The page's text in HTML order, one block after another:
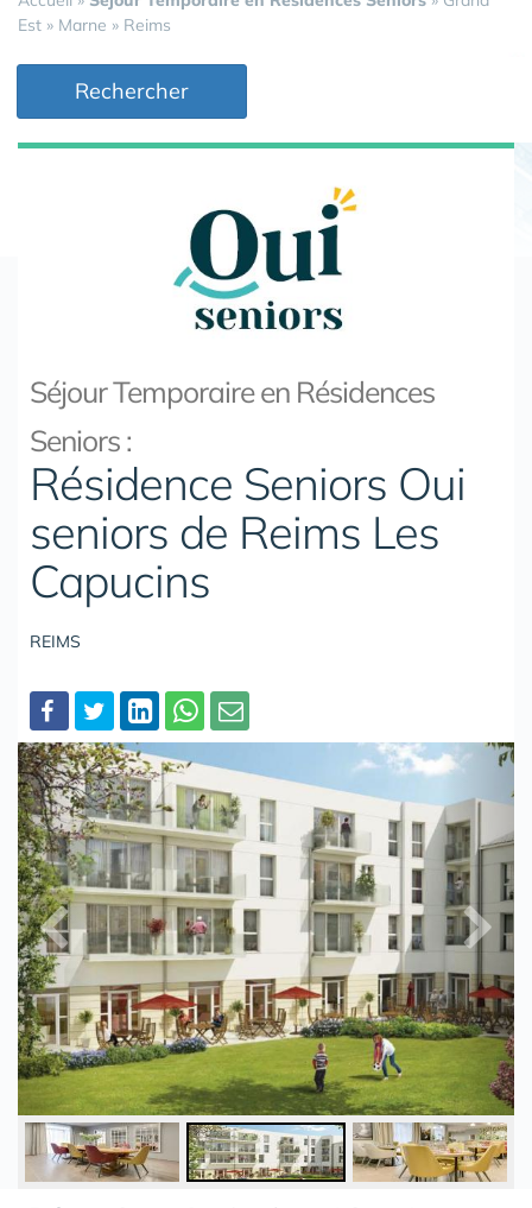
Est » Marne » Reims
Rechercher
Séjour Temporaire en Résidences
Seniors :
Résidence Seniors Oui
seniors de Reims Les
Capucins
REIMS
Partager